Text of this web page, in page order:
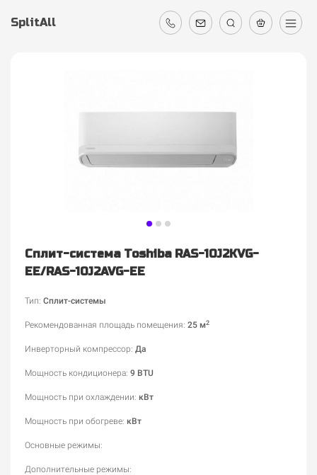
SplitAll
Сплит-система Toshiba RAS-10J2KVG-
EE/RAS-10J2AVG-EE
Тип: Сплит-системы
Рекомендованная площадь помещения: 25 м2
Инверторный компрессор: Да
Мощность кондиционера: 9 BTU
Мощность при охлаждении: кВт
Мощность при обогреве: кВт
Основные режимы:
Дополнительные режимы: